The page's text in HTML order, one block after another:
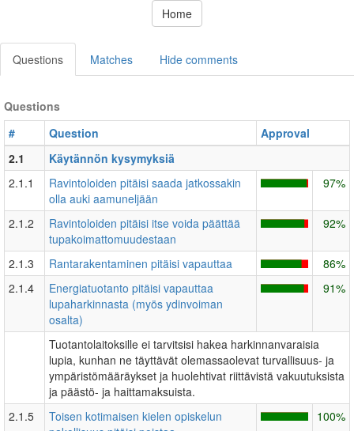
Home
Questions Matches Hide comments
Questions
#
Question
Approval
2.1
Käytännön kysymyksiä
2.1.1
Ravintoloiden pitäisi saada jatkossakin
olla auki aamuneljään
97%
2.1.2
Ravintoloiden pitäisi itse voida päättää
tupakoimattomuudestaan
92%
2.1.3 Rantarakentaminen pitäisi vapauttaa
86%
2.1.4
Energiatuotanto pitäisi vapauttaa
lupaharkinnasta (myös ydinvoiman
osalta)
91%
Tuotantolaitoksille ei tarvitsisi hakea harkinnanvaraisia
lupia, kunhan ne täyttävät olemassaolevat turvallisuus- ja
ympäristömääräykset ja huolehtivat riittävistä vakuutuksista
ja päästö- ja haittamaksuista.
2.1.5
Toisen kotimaisen kielen opiskelun
100%